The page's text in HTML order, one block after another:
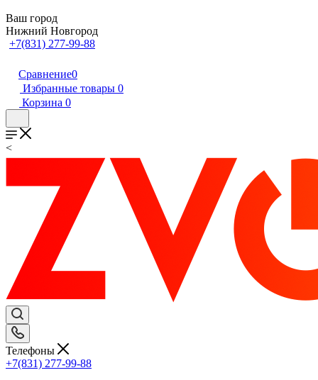
Ваш город
Нижний Новгород
+7(831) 277-99-88
Сравнение0
Избранные товары 0
Корзина 0
<
Телефоны
+7(831) 277-99-88